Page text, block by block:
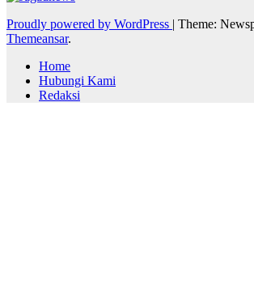
Proudly powered by WordPress | Theme:
Themeansar.
Home
Hubungi Kami
Redaksi